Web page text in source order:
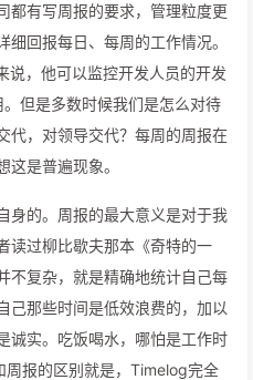
都有写周报的要求，管理粒度更
回报每日、每周的工作情况。
说，他可以监控开发人员的开发
但是多数时候我们是怎么对待
代，对领导交代？每周的周报在
是普遍现象。
身的。周报的最大意义是对于我
读过柳比歇夫那本《奇特的一
不复杂，就是精确地统计自己每
己那些时间是低效浪费的，加以
诚实。吃饭喝水，哪怕是工作时
报的区别就是，Timelog完全